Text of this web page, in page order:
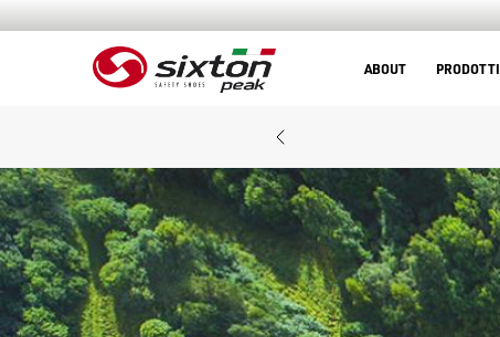
ABOUT PRODOTTI